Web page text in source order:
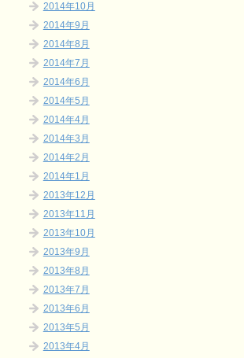
2014年10月
2014年9月
2014年8月
2014年7月
2014年6月
2014年5月
2014年4月
2014年3月
2014年2月
2014年1月
2013年12月
2013年11月
2013年10月
2013年9月
2013年8月
2013年7月
2013年6月
2013年5月
2013年4月